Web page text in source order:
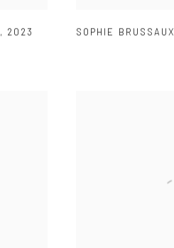
, 2023 SOPHIE BRUSSAUX